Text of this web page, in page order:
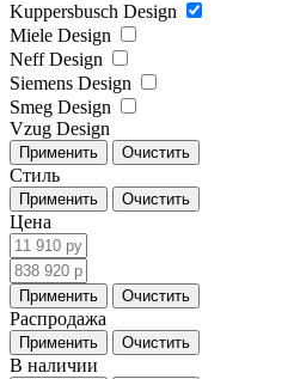
Kuppersbusch Design
Miele Design
Neff Design
Siemens Design
Smeg Design
Vzug Design
Стиль
Цена
Распродажа
В наличии